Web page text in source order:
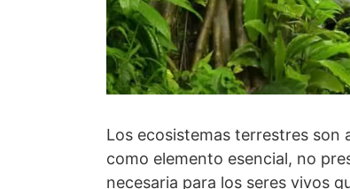
Los ecosistemas terrestres son
como elemento esencial, no
necesaria para los seres vivos